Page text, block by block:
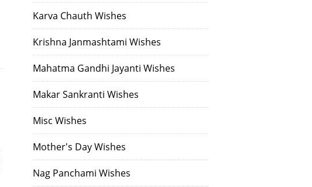
Karva Chauth Wishes
Krishna Janmashtami Wishes
Mahatma Gandhi Jayanti Wishes
Makar Sankranti Wishes
Misc Wishes
Mother's Day Wishes
Nag Panchami Wishes